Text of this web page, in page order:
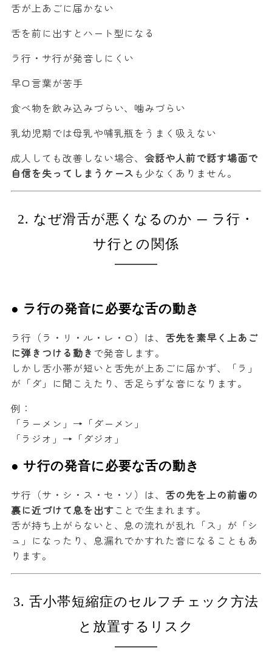
舌が上あごに届かない
舌を前に出すとハート型になる
ラ行・サ行が発音しにくい
早口言葉が苦手
食べ物を飲み込みづらい、噛みづらい
乳幼児期では母乳や哺乳瓶をうまく吸えない
成人しても改善しない場合、会話や人前で話す場面で
自信を失ってしまうケース も少なくありません。
2. なぜ滑舌が悪くなるのか ─ ラ行・
サ行との関係
● ラ行の発音に必要な舌の動き
ラ行（ラ・リ・ル・レ・ロ）は、 舌先を素早く上あご
に弾きつける動き で発音します。
しかし舌小帯が短いと舌先が上あごに届かず、「ラ」
が「ダ」に聞こえたり、舌足らずな音になります。
例：
「ラーメン」→「ダーメン」
「ラジオ」→「ダジオ」
● サ行の発音に必要な舌の動き
サ行（サ・シ・ス・セ・ソ）は、 舌の先を上の前歯の
裏に近づけて息を出すことで生まれます。
舌が持ち上がらないと、息の流れが乱れ「ス」が「シ
ュ」になったり、息漏れでかすれた音になることもあ
ります。
3. 舌小帯短縮症のセルフチェック方法
と放置するリスク